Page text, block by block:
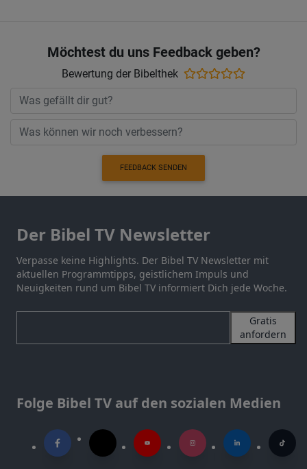
Möchtest du uns Feedback geben?
Bewertung der Bibelthek
FEEDBACK SENDEN
Der Bibel TV Newsletter
Verpasse keine Highlights. Der Bibel TV Newsletter mit
aktuellen Programmtipps, geistlichem Impuls und
Neuigkeiten rund um Bibel TV informiert Dich jede Woche.
Gratis
anfordern
Folge Bibel TV auf den sozialen Medien